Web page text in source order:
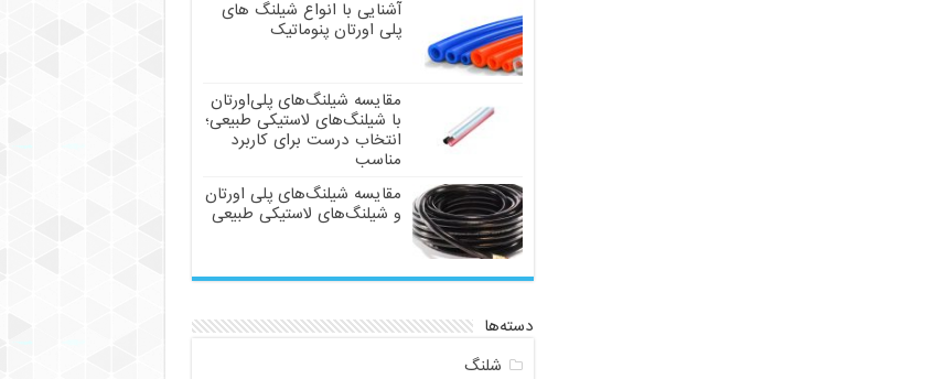
آشنایی با انواع شیلنگ های
پلی اورتان پنوماتیک
مقایسه شیلنگ‌های پلی‌اورتان
با شیلنگ‌های لاستیکی طبیعی؛
انتخاب درست برای کاربرد
مناسب
مقایسه شیلنگ‌های پلی اورتان
و شیلنگ‌های لاستیکی طبیعی
دسته‌ها
شلنگ